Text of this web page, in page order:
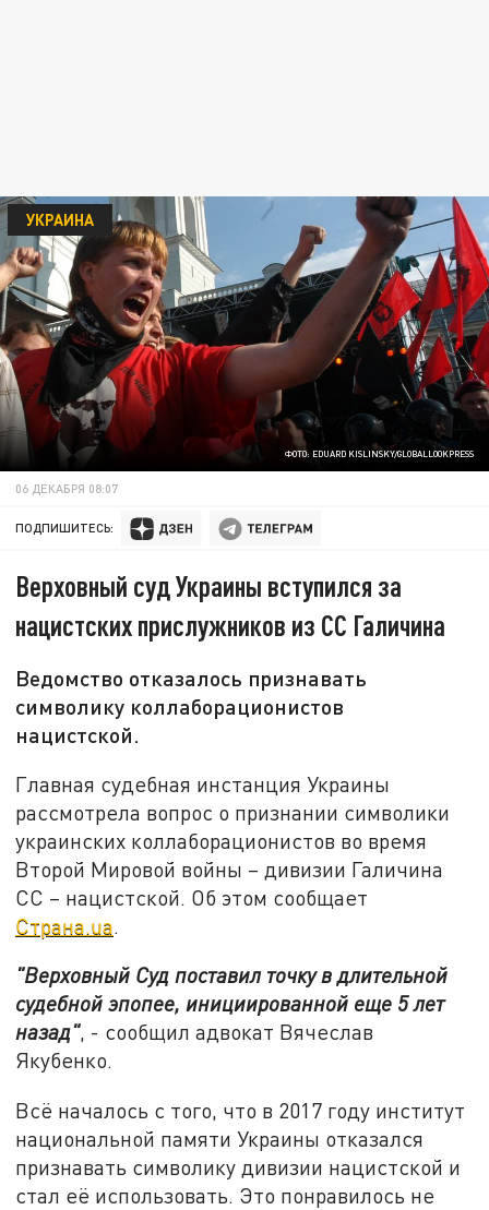
ФОТО: EDUARD KISLINSKY/GLOBALLOOKPRESS
УКРАИНА
06 ДЕКАБРЯ 08:07
ПОДПИШИТЕСЬ:
Верховный суд Украины вступился за
нацистских прислужников из СС Галичина
Ведомство отказалось признавать
символику коллаборационистов
нацистской.
Главная судебная инстанция Украины
рассмотрела вопрос о признании символики
украинских коллаборационистов во время
Второй Мировой войны – дивизии Галичина
СС – нацистской. Об этом сообщает
Страна.ua.
"Верховный Суд поставил точку в длительной
судебной эпопее, инициированной еще 5 лет
назад", - сообщил адвокат Вячеслав
Якубенко.
Всё началось с того, что в 2017 году институт
национальной памяти Украины отказался
признавать символику дивизии нацистской и
стал её использовать. Это понравилось не